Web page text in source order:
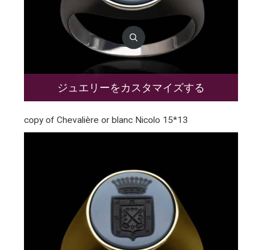
ジュエリーをカスタマイズする
copy of Chevalière or blanc Nicolo 15*13